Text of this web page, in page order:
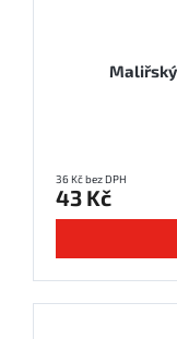
Maliřský
36 Kč bez DPH
43 Kč